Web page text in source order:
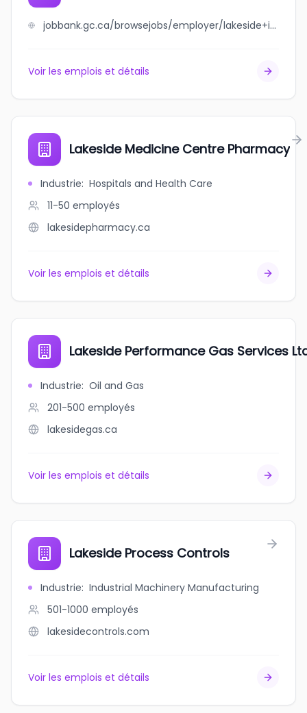
jobbank.gc.ca/browsejobs/employer/lakeside+inn+and+conference+centre/ca
Voir les emplois et détails
Lakeside Medicine Centre Pharmacy
Industrie: Hospitals and Health Care
11-50 employés
lakesidepharmacy.ca
Voir les emplois et détails
Lakeside Performance Gas Services
Industrie: Oil and Gas
201-500 employés
lakesidegas.ca
Voir les emplois et détails
Lakeside Process Controls
Industrie: Industrial Machinery Manufacturing
501-1000 employés
lakesidecontrols.com
Voir les emplois et détails